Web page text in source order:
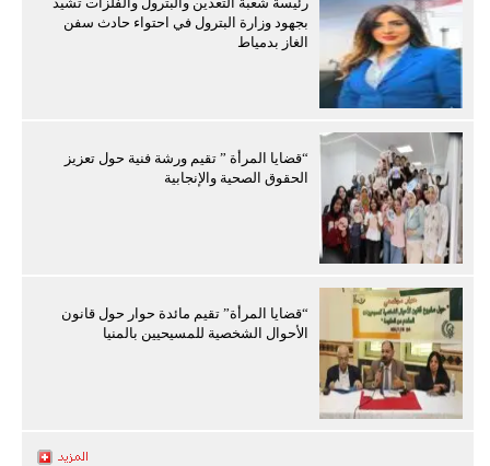
بجهود وزارة البترول في احتواء حادث سفن
الغاز بدمياط
“قضايا المرأة ” تقيم ورشة فنية حول تعزيز
الحقوق الصحية والإنجابية
“قضايا المرأة” تقيم مائدة حوار حول قانون
الأحوال الشخصية للمسيحيين بالمنيا